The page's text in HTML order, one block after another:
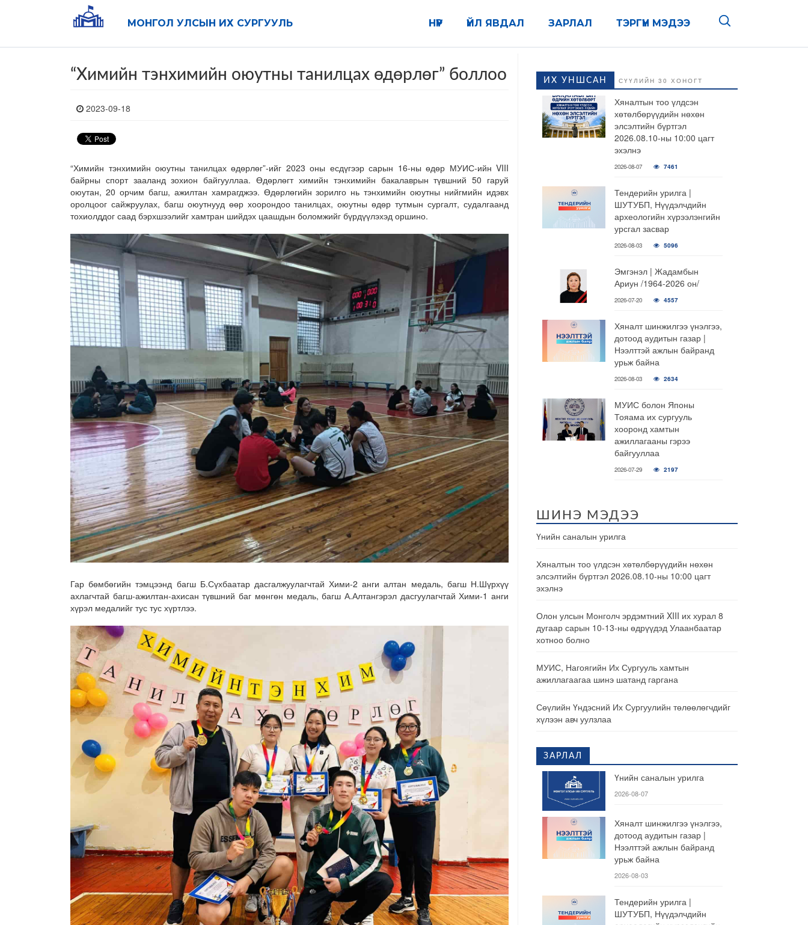
МОНГОЛ УЛСЫН ИХ СУРГУУЛЬ ТЭРГҮҮН МЭДЭЭ
ЗАРЛАЛ
ҮЙЛ ЯВДАЛ
НҮҮР
“Химийн тэнхимийн оюутны танилцах өдөрлөг” боллоо
2023-09-18
“Химийн тэнхимийн оюутны танилцах өдөрлөг”-ийг 2023 оны есдүгээр сарын 16-ны өдөр МУИС-ийн VIII
байрны спорт зааланд зохион байгууллаа. Өдөрлөгт химийн тэнхимийн бакалаврын түвшний 50 гаруй
оюутан, 20 орчим багш, ажилтан хамрагджээ. Өдөрлөгийн зорилго нь тэнхимийн оюутны нийгмийн идэвх
оролцоог сайжруулах, багш оюутнууд өөр хоорондоо танилцах, оюутны өдөр тутмын сургалт, судалгаанд
тохиолддог саад бэрхшээлийг хамтран шийдэх цаашдын боломжийг бүрдүүлэхэд оршино.
Гар бөмбөгийн тэмцээнд багш Б.Сүхбаатар дасгалжуулагчтай Хими-2 анги алтан медаль, багш Н.Шүрхүү
ахлагчтай багш-ажилтан-ахисан түвшний баг мөнгөн медаль, багш А.Алтангэрэл дасгуулагчтай Хими-1 анги
хүрэл медалийг тус тус хүртлээ.
ИХ УНШСАН СҮҮЛИЙН 30 ХОНОГТ
Хяналтын тоо үлдсэн
хөтөлбөрүүдийн нөхөн
элсэлтийн бүртгэл
2026.08.10-ны 10:00 цагт
эхэлнэ
2026-08-07 7461
Тендерийн урилга |
ШУТУБП, Нүүдэлчдийн
археологийн хүрээлэнгийн
урсгал засвар
2026-08-03 5096
Эмгэнэл | Жадамбын
Ариун /1964-2026 он/
2026-07-20 4557
Хяналт шинжилгээ үнэлгээ,
дотоод аудитын газар |
Нээлттэй ажлын байранд
урьж байна
2026-08-03 2634
МУИС болон Японы
Тояама их сургууль
хооронд хамтын
ажиллагааны гэрээ
байгууллаа
2026-07-29 2197
ШИНЭ МЭДЭЭ
Үнийн саналын урилга
Хяналтын тоо үлдсэн хөтөлбөрүүдийн нөхөн
элсэлтийн бүртгэл 2026.08.10-ны 10:00 цагт
эхэлнэ
Олон улсын Монголч эрдэмтний XIII их хурал 8
дугаар сарын 10-13-ны өдрүүдэд Улаанбаатар
хотноо болно
МУИС, Нагоягийн Их Сургууль хамтын
ажиллагаагаа шинэ шатанд гаргана
Сөүлийн Үндэсний Их Сургуулийн төлөөлөгчдийг
хүлээн авч уулзлаа
ЗАРЛАЛ
Үнийн саналын урилга
2026-08-07
Хяналт шинжилгээ үнэлгээ,
дотоод аудитын газар |
Нээлттэй ажлын байранд
урьж байна
2026-08-03
Тендерийн урилга |
ШУТУБП, Нүүдэлчдийн